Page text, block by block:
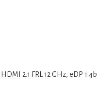
2.1 FRL 12 GHz, eDP 1.4b